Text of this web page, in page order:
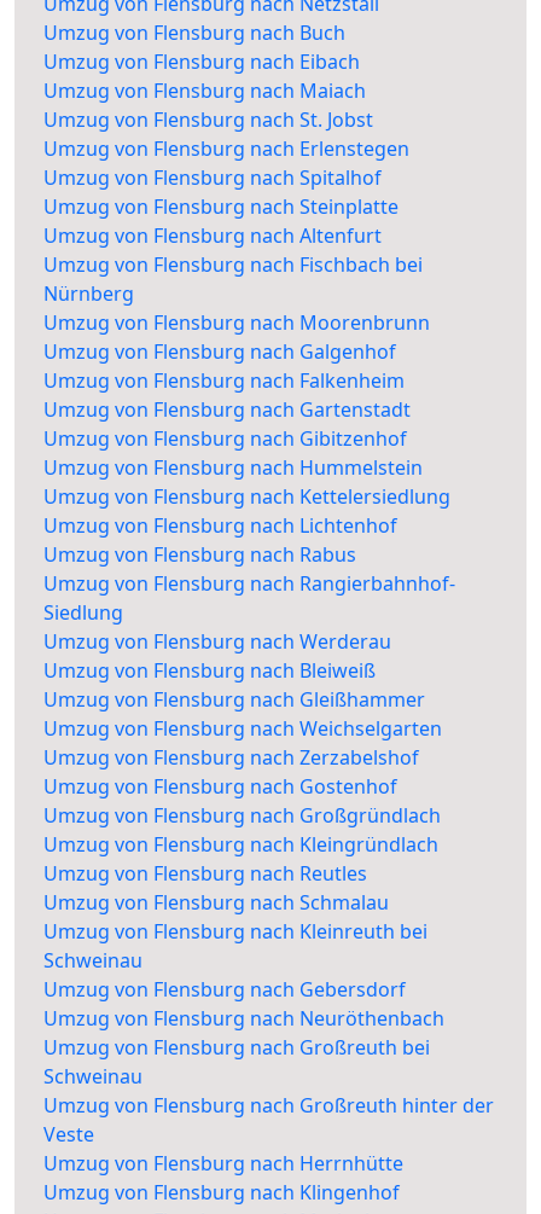
Umzug von Flensburg nach Buch
Umzug von Flensburg nach Eibach
Umzug von Flensburg nach Maiach
Umzug von Flensburg nach St. Jobst
Umzug von Flensburg nach Erlenstegen
Umzug von Flensburg nach Spitalhof
Umzug von Flensburg nach Steinplatte
Umzug von Flensburg nach Altenfurt
Umzug von Flensburg nach Fischbach bei
Nürnberg
Umzug von Flensburg nach Moorenbrunn
Umzug von Flensburg nach Galgenhof
Umzug von Flensburg nach Falkenheim
Umzug von Flensburg nach Gartenstadt
Umzug von Flensburg nach Gibitzenhof
Umzug von Flensburg nach Hummelstein
Umzug von Flensburg nach Kettelersiedlung
Umzug von Flensburg nach Lichtenhof
Umzug von Flensburg nach Rabus
Umzug von Flensburg nach Rangierbahnhof-
Siedlung
Umzug von Flensburg nach Werderau
Umzug von Flensburg nach Bleiweiß
Umzug von Flensburg nach Gleißhammer
Umzug von Flensburg nach Weichselgarten
Umzug von Flensburg nach Zerzabelshof
Umzug von Flensburg nach Gostenhof
Umzug von Flensburg nach Großgründlach
Umzug von Flensburg nach Kleingründlach
Umzug von Flensburg nach Reutles
Umzug von Flensburg nach Schmalau
Umzug von Flensburg nach Kleinreuth bei
Schweinau
Umzug von Flensburg nach Gebersdorf
Umzug von Flensburg nach Neuröthenbach
Umzug von Flensburg nach Großreuth bei
Schweinau
Umzug von Flensburg nach Großreuth hinter der
Veste
Umzug von Flensburg nach Herrnhütte
Umzug von Flensburg nach Klingenhof